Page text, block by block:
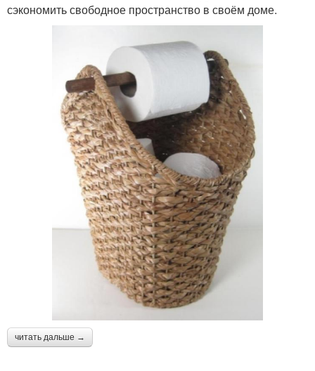
сэкономить свободное пространство в своём доме.
читать дальше →